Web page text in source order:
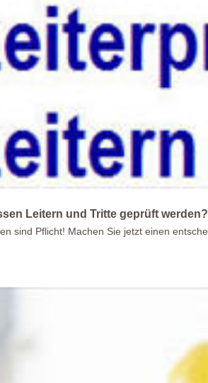
Leitern und Tritte geprüft werden?
sind Pflicht! Machen Sie jetzt einen